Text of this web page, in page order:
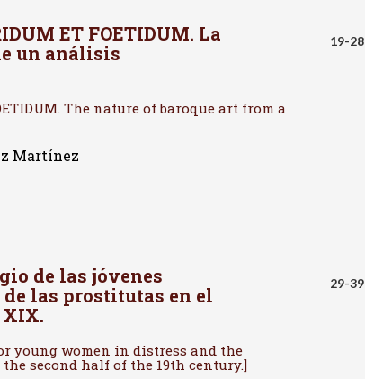
ET FOETIDUM. La
un análisis
The nature of baroque art from a
19-28
Martínez
de las jóvenes
las prostitutas en el
young women in distress and the
second half of the 19th century.]
29-39